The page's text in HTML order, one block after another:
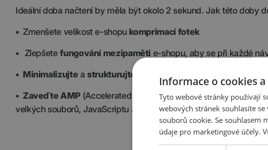
Ideální doba načtení by měla být okolo 2 sekund. Jak této doby
• Zmenšete velikost e-shopukomprimací fotek
• Zlepšetefungování mezipaměti e-shopu, aby se při každé
• Minimalizujte astrukturujte kód webu
• Zaveďte AMP (Accelerated Mobile Pages), tedy poskytněte
velkých souborů, JavaScriptu atd.
Informace o cookies
Tyto webové stránky používají
webových stránek souhlasíte
souborů cookie. Se souhlasem
údaje pro marketingové účely.